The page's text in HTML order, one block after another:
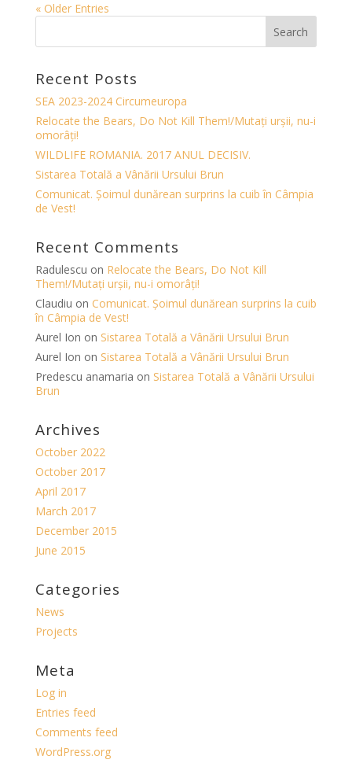
« Older Entries
Recent Posts
SEA 2023-2024 Circumeuropa
Relocate the Bears, Do Not Kill Them!/Mutați urșii, nu-i
omorâți!
WILDLIFE ROMANIA. 2017 ANUL DECISIV.
Sistarea Totală a Vânării Ursului Brun
Comunicat. Șoimul dunărean surprins la cuib în Câmpia
de Vest!
Recent Comments
Radulescu on Relocate the Bears, Do Not Kill
Them!/Mutați urșii, nu-i omorâți!
Claudiu on Comunicat. Șoimul dunărean surprins la cuib
în Câmpia de Vest!
Aurel Ion on Sistarea Totală a Vânării Ursului Brun
Aurel Ion on Sistarea Totală a Vânării Ursului Brun
Predescu anamaria on Sistarea Totală a Vânării Ursului
Brun
Archives
October 2022
October 2017
April 2017
March 2017
December 2015
June 2015
Categories
News
Projects
Meta
Log in
Entries feed
Comments feed
WordPress.org